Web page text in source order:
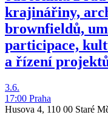
krajinářiny,
brownfieldů,
participace,
a řízení
3.6.
17:00 Praha
Husova 4, 110 00 Staré